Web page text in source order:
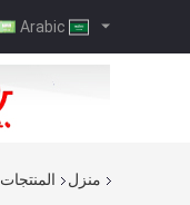
منزل المنتجات